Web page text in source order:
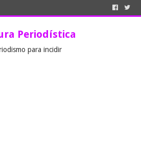
Periodística
para incidir